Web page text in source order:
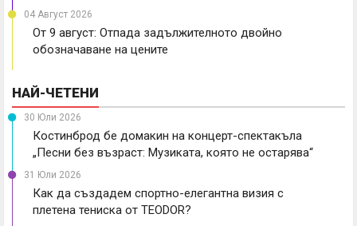
04 Август 2026
От 9 август: Отпада задължителното двойно
обозначаване на цените
НАЙ-ЧЕТЕНИ
30 Юли 2026
Костинброд бе домакин на концерт-спектакъла
„Песни без възраст: Музиката, която не остарява“
31 Юли 2026
Как да създадем спортно-елегантна визия с
плетена тениска от TEODOR?